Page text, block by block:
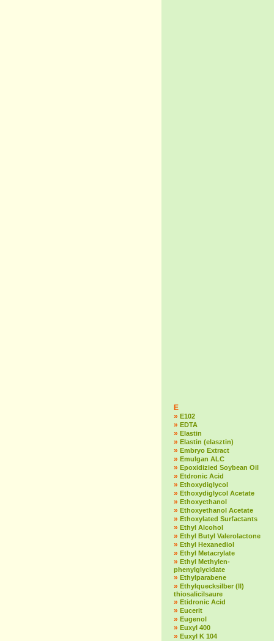
E
» E102
» EDTA
» Elastin
» Elastin (elasztin)
» Embryo Extract
» Emulgan ALC
» Epoxidizied Soybean Oil
» Etdronic Acid
» Ethoxydiglycol
» Ethoxydiglycol Acetate
» Ethoxyethanol
» Ethoxyethanol Acetate
» Ethoxylated Surfactants
» Ethyl Alcohol
» Ethyl Butyl Valerolactone
» Ethyl Hexanediol
» Ethyl Metacrylate
» Ethyl Methylen-
phenylglycidate
» Ethylparabene
» Ethylquecksilber (II)
thiosalicilsaure
» Etidronic Acid
» Eucerit
» Eugenol
» Euxyl 400
» Euxyl K 104